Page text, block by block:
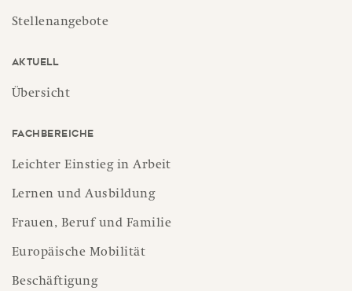
Stellenangebote
Aktuell
Übersicht
Fachbereiche
Leichter Einstieg in Arbeit
Lernen und Ausbildung
Frauen, Beruf und Familie
Europäische Mobilität
Beschäftigung